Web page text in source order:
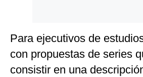
Para ejecutivos de
con propuestas de series
consistir en una